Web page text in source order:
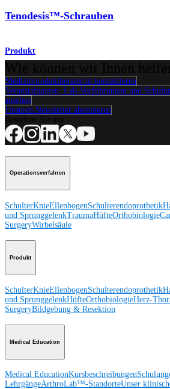
Tenodesis™-Schrauben
Produkt
Medizinproduktberater:in kontaktieren
Veranstaltungen, Lab-Vorführungen und
ansehen
Unseren Newsletter abonnieren
Operationsverfahren
SchulterKnieEllenbogenSchulterendoprothetik
und SprunggelenkTraumaHüfteOrthobiologie
SurgeryWirbelsäule
Produkt
SchulterKnieEllenbogenSchulterendoprothetik
und SprunggelenkHüfteOrthobiologieHerz-
SurgeryBildgebung & Resektion
Medical Education
Medical EducationKursbeschreibungen
LehrgängeArthroLab™-StandorteUnser